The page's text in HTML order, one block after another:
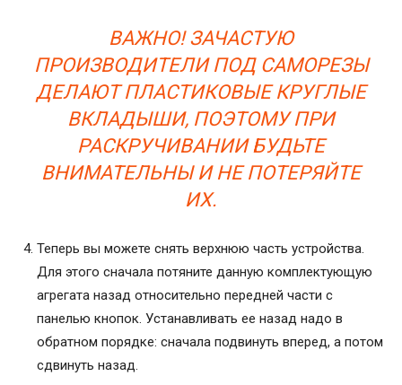
ВАЖНО! ЗАЧАСТУЮ
ПРОИЗВОДИТЕЛИ ПОД САМОРЕЗЫ
ДЕЛАЮТ ПЛАСТИКОВЫЕ КРУГЛЫЕ
ВКЛАДЫШИ, ПОЭТОМУ ПРИ
РАСКРУЧИВАНИИ БУДЬТЕ
ВНИМАТЕЛЬНЫ И НЕ ПОТЕРЯЙТЕ
ИХ.
Теперь вы можете снять верхнюю часть устройства.
Для этого сначала потяните данную комплектующую
агрегата назад относительно передней части с
панелью кнопок. Устанавливать ее назад надо в
обратном порядке: сначала подвинуть вперед, а потом
сдвинуть назад.